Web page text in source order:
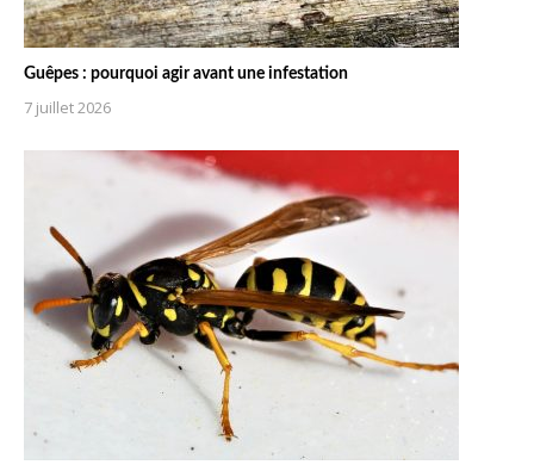
Guêpes : pourquoi agir avant une infestation
7 juillet 2026